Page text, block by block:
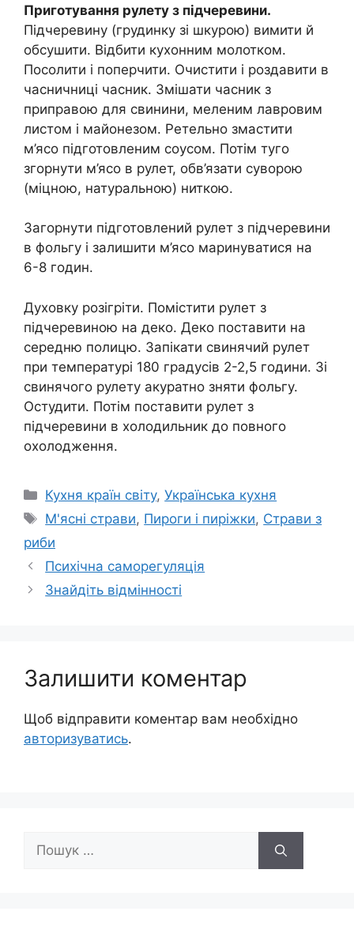
Приготування рулету з підчеревини.
Підчеревину (грудинку зі шкурою) вимити й
обсушити. Відбити кухонним молотком.
Посолити і поперчити. Очистити і роздавити в
часничниці часник. Змішати часник з
приправою для свинини, меленим лавровим
листом і майонезом. Ретельно змастити
м’ясо підготовленим соусом. Потім туго
згорнути м’ясо в рулет, обв’язати суворою
(міцною, натуральною) ниткою.
Загорнути підготовлений рулет з підчеревини
в фольгу і залишити м’ясо маринуватися на
6-8 годин.
Духовку розігріти. Помістити рулет з
підчеревиною на деко. Деко поставити на
середню полицю. Запікати свинячий рулет
при температурі 180 градусів 2-2,5 години. Зі
свинячого рулету акуратно зняти фольгу.
Остудити. Потім поставити рулет з
підчеревини в холодильник до повного
охолодження.
Категорії
Кухня країн світу,Українська кухня
Позначки
М'ясні страви, Пироги і пиріжки, Страви з
риби
Психічна саморегуляція
Знайдіть відмінності
Залишити коментар
Щоб відправити коментар вам необхідно
авторизуватись.
Пошук: